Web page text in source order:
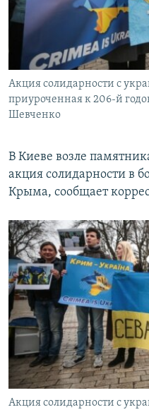
ПОБЕДИТЕЛЕЙ НЕ СУДЯТ?
КРЫМ.НЕПОКОРЕННЫЙ
ELIFBE
УКРАИНСКАЯ ПРОБЛЕМА
ПРИСОЕДИНЯЙТЕСЬ!
Все сайты RFE/RL
Акция солидарности с
приуроченная к 206-й
Шевченко
В Киеве возле
акция солидарности в
Крыма, сообщает
Акция солидарности с